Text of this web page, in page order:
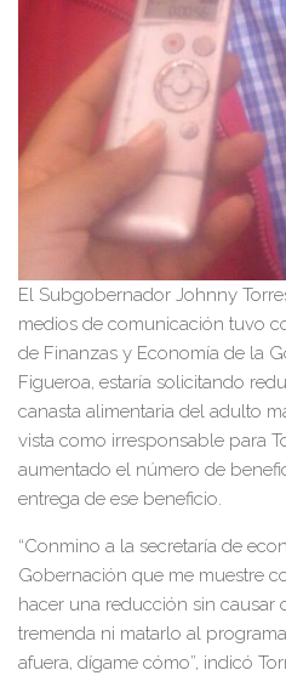
El Subgobernador Johnny
medios de comunicación tuvo
de Finanzas y Economía de la
Figueroa, estaría solicitando
canasta alimentaria del adulto
vista como irresponsable para
aumentado el número de
entrega de ese beneficio.
“Conmino a la secretaría de
Gobernación que me muestre
hacer una reducción sin causar
tremenda ni matarlo al
afuera, dígame cómo”, indicó